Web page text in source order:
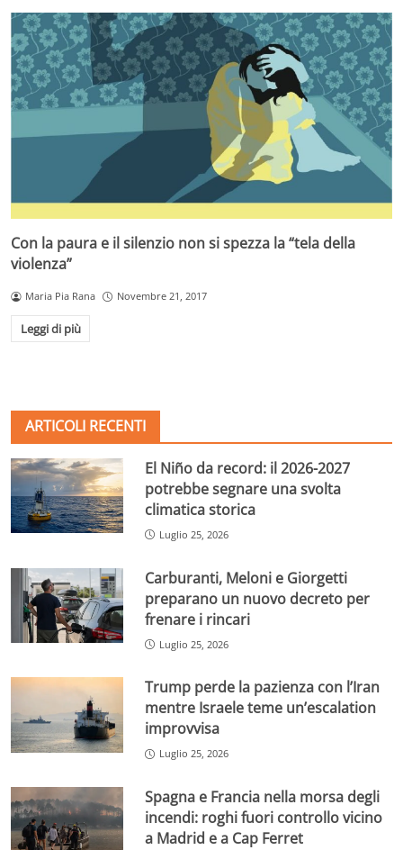
Con la paura e il silenzio non si spezza la “tela della
violenza”
Maria Pia Rana Novembre 21, 2017
Leggi di più
ARTICOLI RECENTI
El Niño da record: il 2026-2027
potrebbe segnare una svolta
climatica storica
Luglio 25, 2026
Carburanti, Meloni e Giorgetti
preparano un nuovo decreto per
frenare i rincari
Luglio 25, 2026
Trump perde la pazienza con l’Iran
mentre Israele teme un’escalation
improvvisa
Luglio 25, 2026
Spagna e Francia nella morsa degli
incendi: roghi fuori controllo vicino
a Madrid e a Cap Ferret